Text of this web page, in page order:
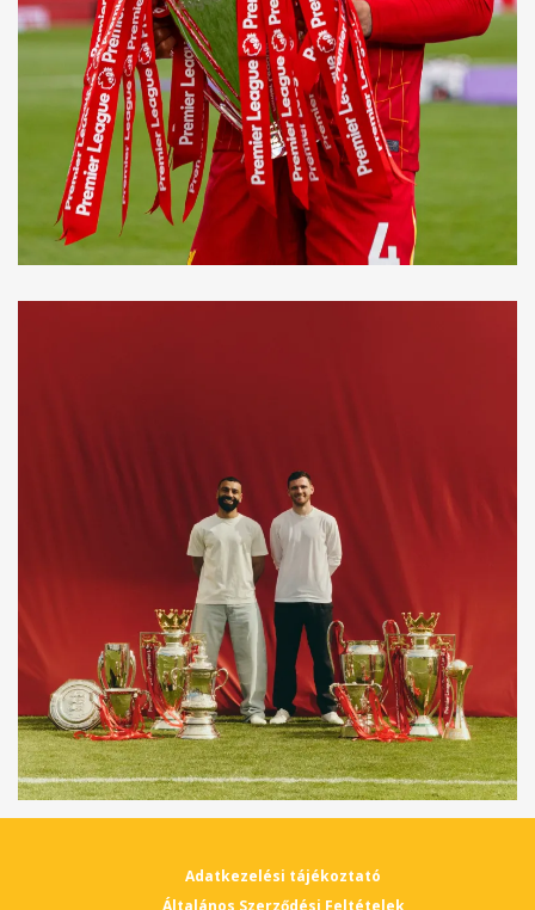
Adatkezelési tájékoztató
Általános Szerződési Feltételek